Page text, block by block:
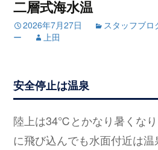
二層式海水温
2026年7月27日 スタッフブロ
ー
上田
安全停止は温泉
陸上は34℃とかなり暑くな
に飛び込んでも水面付近は